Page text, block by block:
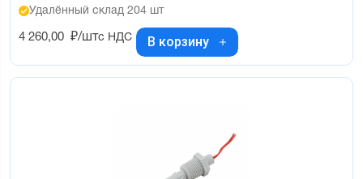
Удалённый склад 204 шт
4 260,00 ₽/штс НДС В корзину